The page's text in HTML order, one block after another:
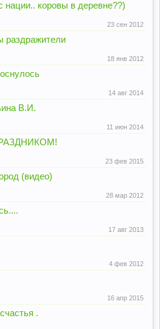
нации.. коровы в деревне??)
23 сен 2012
раздражители
18 янв 2012
14 авг 2014
В.И.
11 июн 2014
23 фев 2015
(видео)
28 мар 2012
17 авг 2013
4 фев 2012
16 апр 2015
.